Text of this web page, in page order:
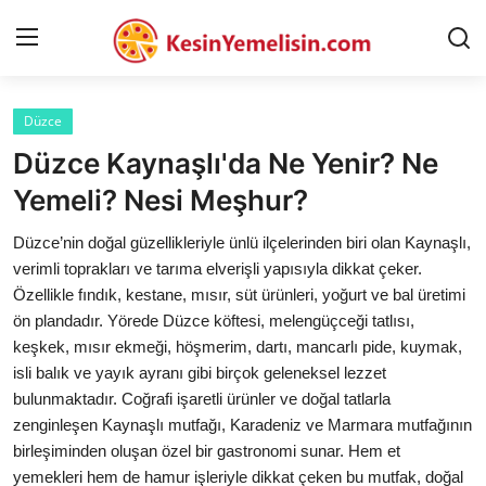
AnaSayfa
Gizlilik Sözleşmesi
Rüya Tabirleri
Diyet & Sağlıklı Beslenme
İletişim
Şehirler
Helal Gıda & Dini Hükümler
Gıda Güvenliği & Bilimi
Düzce
Düzce Kaynaşlı'da Ne Yenir? Ne
Yemeli? Nesi Meşhur?
Düzce’nin doğal güzellikleriyle ünlü ilçelerinden biri olan Kaynaşlı,
verimli toprakları ve tarıma elverişli yapısıyla dikkat çeker.
Özellikle fındık, kestane, mısır, süt ürünleri, yoğurt ve bal üretimi
ön plandadır. Yörede Düzce köftesi, melengüçceği tatlısı,
keşkek, mısır ekmeği, höşmerim, dartı, mancarlı pide, kuymak,
isli balık ve yayık ayranı gibi birçok geleneksel lezzet
bulunmaktadır. Coğrafi işaretli ürünler ve doğal tatlarla
zenginleşen Kaynaşlı mutfağı, Karadeniz ve Marmara mutfağının
birleşiminden oluşan özel bir gastronomi sunar. Hem et
yemekleri hem de hamur işleriyle dikkat çeken bu mutfak, doğal